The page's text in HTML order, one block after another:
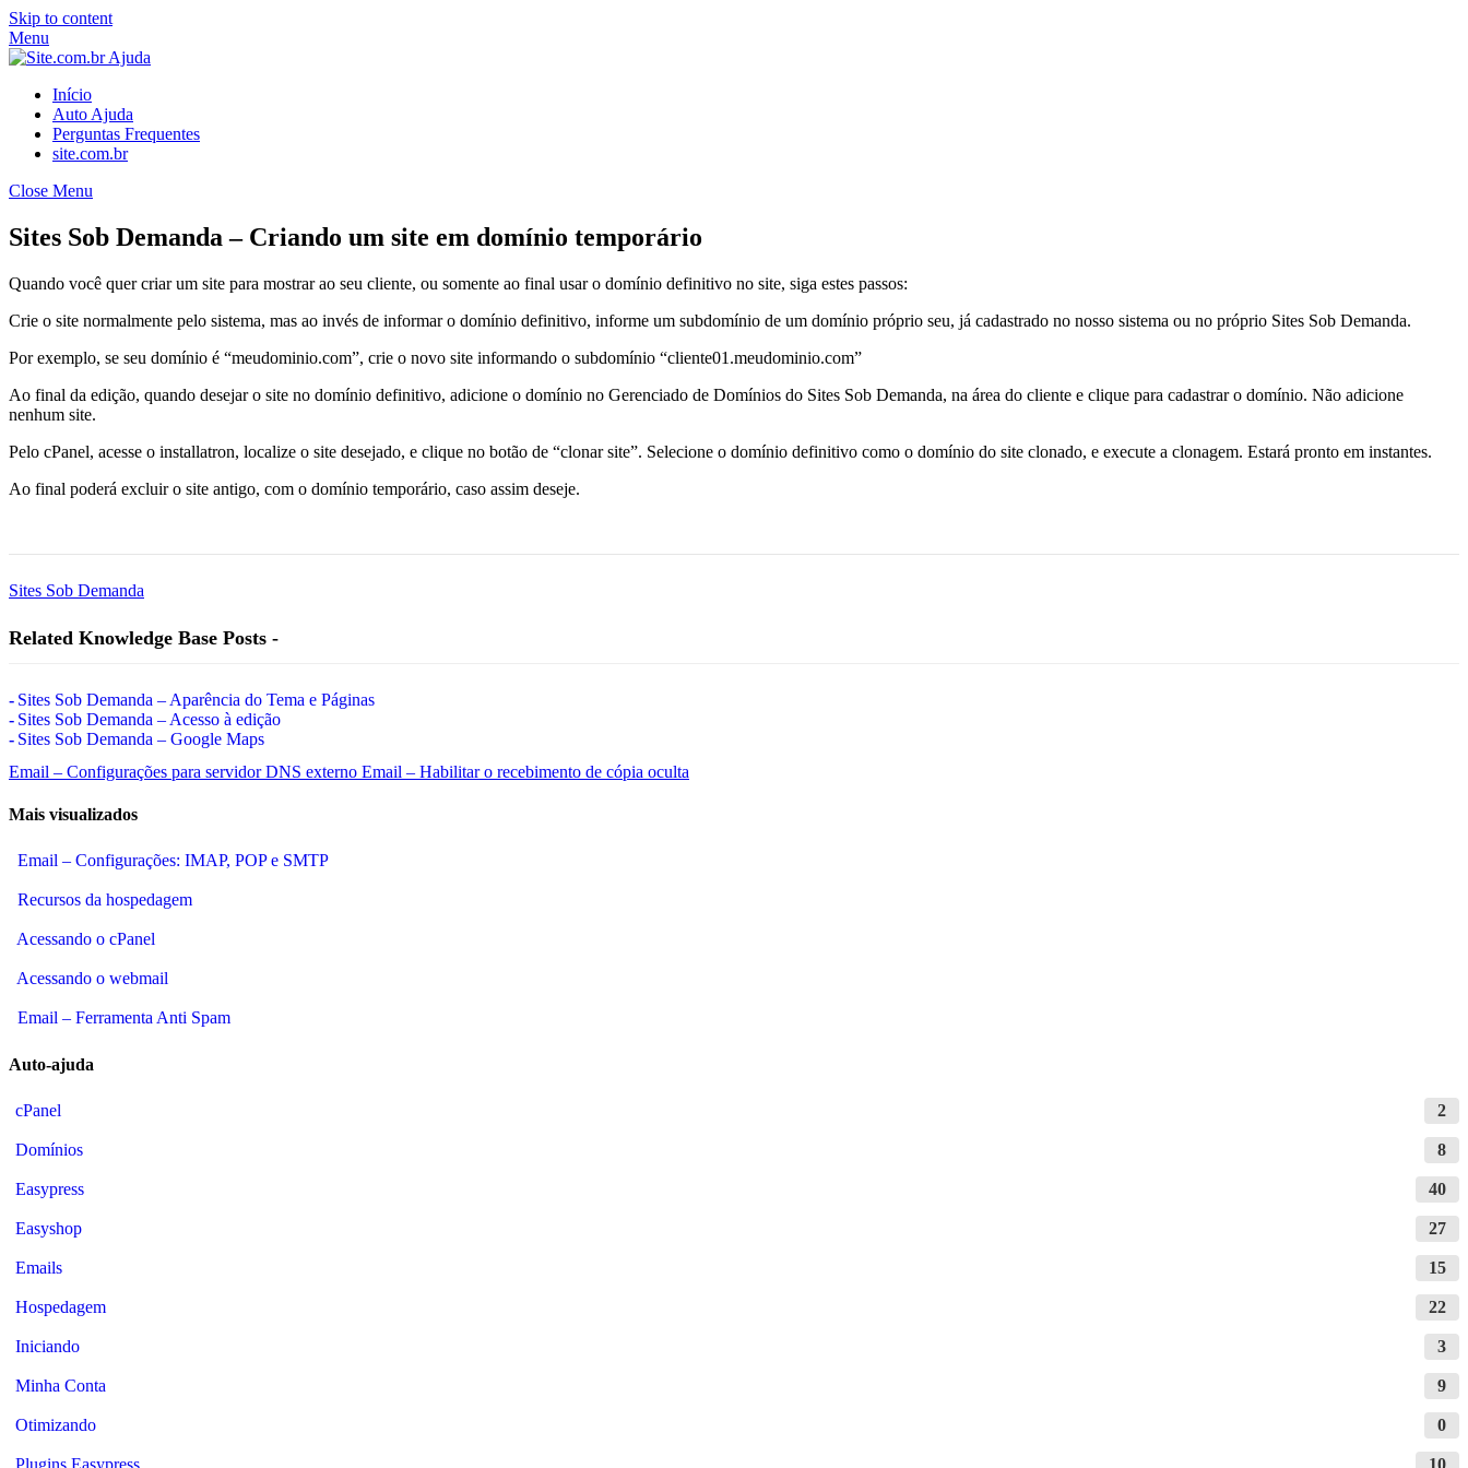
Skip to content
Menu
Início
Auto Ajuda
Perguntas Frequentes
site.com.br
Close Menu
Sites Sob Demanda – Criando um site em domínio temporário
Quando você quer criar um site para mostrar ao seu cliente, ou somente ao final usar o domínio definitivo no site, siga estes passos:
Crie o site normalmente pelo sistema, mas ao invés de informar o domínio definitivo, informe um subdomínio de um domínio próprio seu, já cadastrado no nosso sistema ou no próprio Sites Sob Demanda.
Por exemplo, se seu domínio é “meudominio.com”, crie o novo site informando o subdomínio “cliente01.meudominio.com”
Ao final da edição, quando desejar o site no domínio definitivo, adicione o domínio no Gerenciado de Domínios do Sites Sob Demanda, na área do cliente e clique para cadastrar o domínio. Não adicione
nenhum site.
Pelo cPanel, acesse o installatron, localize o site desejado, e clique no botão de “clonar site”. Selecione o domínio definitivo como o domínio do site clonado, e execute a clonagem. Estará pronto em instantes.
Ao final poderá excluir o site antigo, com o domínio temporário, caso assim deseje.
Sites Sob Demanda
Related Knowledge Base Posts -
Sites Sob Demanda – Aparência do Tema e Páginas
Sites Sob Demanda – Acesso à edição
Sites Sob Demanda – Google Maps
Email – Configurações para servidor DNS externo Email – Habilitar o recebimento de cópia oculta
Mais visualizados
Email – Configurações: IMAP, POP e SMTP
Recursos da hospedagem
Acessando o cPanel
Acessando o webmail
Email – Ferramenta Anti Spam
Auto-ajuda
cPanel 2
Domínios 8
Easypress 40
Easyshop 27
Emails 15
Hospedagem 22
Iniciando 3
Minha Conta 9
Otimizando 0
Plugins Easypress 10